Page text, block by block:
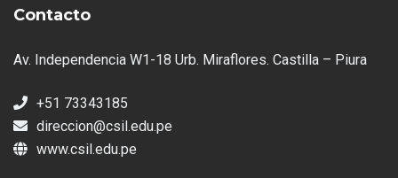
Contacto
Av. Independencia W1-18 Urb. Miraflores. Castilla – Piura
+51 73343185
direccion@csil.edu.pe
www.csil.edu.pe